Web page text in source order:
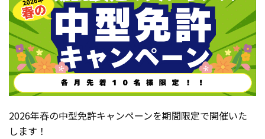
2026年春の中型免許キャンペーンを期間限定で開催いた
します！